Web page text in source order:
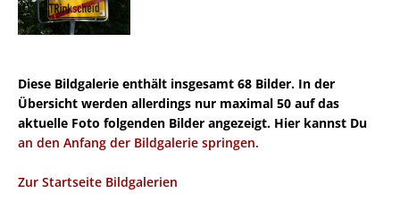
Diese Bildgalerie enthält insgesamt 68 Bilder. In der
Übersicht werden allerdings nur maximal 50 auf das
aktuelle Foto folgenden Bilder angezeigt. Hier kannst Du
an den Anfang der Bildgalerie springen.
Zur Startseite Bildgalerien